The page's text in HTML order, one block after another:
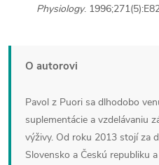
Physiology.
O autorovi
Pavol z Puori sa dlhodobo
suplementácie a vzdelávaniu
výživy. Od roku 2013 stojí za
Slovensko a Českú republiku